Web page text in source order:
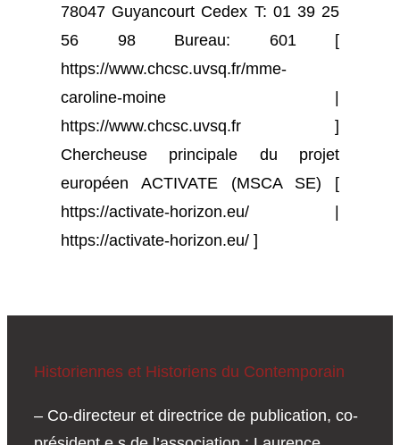
78047 Guyancourt Cedex T: 01 39 25
56 98 Bureau: 601 [
https://www.chcsc.uvsq.fr/mme-
caroline-moine |
https://www.chcsc.uvsq.fr ]
Chercheuse principale du projet
européen ACTIVATE (MSCA SE) [
https://activate-horizon.eu/ |
https://activate-horizon.eu/ ]
Historiennes et Historiens du Contemporain
– Co-directeur et directrice de publication, co-